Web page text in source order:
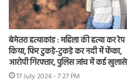
बेमेतरा हत्याकांड : महिला की हत्या कर रेप
किया, फिर टुकड़े-टुकड़े कर नदी में फेंका,
आरोपी गिरफ्तार, पुलिस जांच में कई खुलासे
17 July 2026 - 7:27 PM